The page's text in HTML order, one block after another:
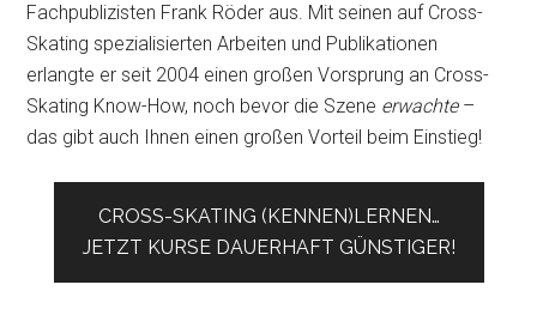
Fachpublizisten Frank Röder aus. Mit seinen auf Cross-
Skating spezialisierten Arbeiten und Publikationen
erlangte er seit 2004 einen großen Vorsprung an Cross-
Skating Know-How, noch bevor die Szene erwachte–
das gibt auch Ihnen einen großen Vorteil beim Einstieg!
CROSS-SKATING (KENNEN)LERNEN…
JETZT KURSE DAUERHAFT GÜNSTIGER!